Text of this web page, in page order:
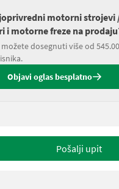
motorni strojevi
i motorne freze na
dosegnuti više od
Objavi oglas besplatno
Pošalji upit